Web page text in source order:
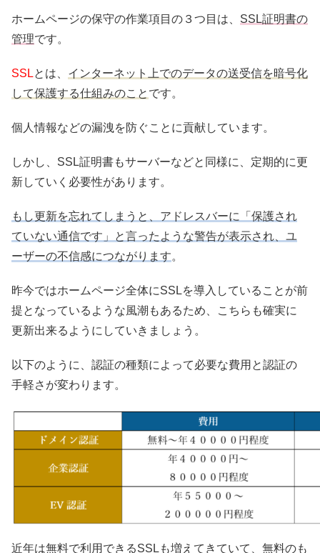
ホームページの保守の作業項目の３つ目は、 SSL証明書の
管理です。
SSLとは、 インターネット上でのデータの送受信を暗号化
して保護する仕組みのこと です。
個人情報などの漏洩を防ぐことに貢献しています。
しかし、SSL証明書もサーバーなどと同様に、定期的に更
新していく必要性があります。
もし更新を忘れてしまうと、アドレスバーに「保護され
ていない通信です」と言ったような警告が表示され、ユ
ーザーの不信感につながります。
昨今ではホームページ全体にSSLを導入していることが前
提となっているような風潮もあるため、こちらも確実に
更新出来るようにしていきましょう。
以下のように、認証の種類によって必要な費用と認証の
手軽さが変わります。
近年は無料で利用できるSSLも増えてきていて、無料のも